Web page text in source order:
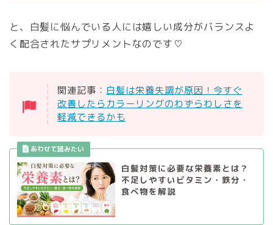
と、白髪に悩んでいる人には嬉しい成分がバランスよ
く配合されたサプリメントなのです♡
関連記事： 白髪は栄養失調が原因！今すぐ
改善したらカラーリングのわずらわしさを
軽減できるかも
白髪対策に必要な栄養素とは？
不足しやすいビタミン・鉄分・
食べ物を解説